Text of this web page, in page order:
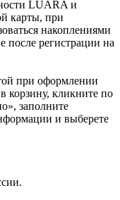
LUARA и
карты, при
накоплениями
после регистрации на
при оформлении
корзину, кликните по
заполните
и выберете